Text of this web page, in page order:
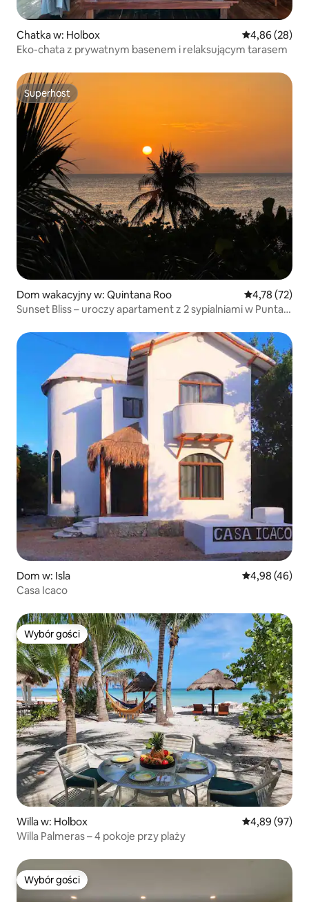
Chatka w: Holbox Średnia
4,86 (28)
Eko-chata z prywatnym basenem i relaksującym tarasem
Superhost
Superhost
Dom wakacyjny w: Quintana Roo Średnia
4,78 (72)
Sunset Bliss – uroczy apartament z 2 sypialniami w Punta
Dom w: Isla Średnia
4,98 (46)
Casa Icaco
Wybór gości
Wybór gości
Willa w: Holbox Średnia
4,89 (97)
Willa Palmeras – 4 pokoje przy plaży
Wybór gości
Wybór gości